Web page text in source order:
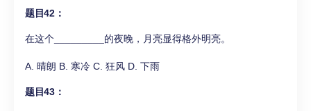
题目42：
在这个_________的夜晚，月亮显得格外明亮。
A. 晴朗 B. 寒冷 C. 狂风 D. 下雨
题目43：